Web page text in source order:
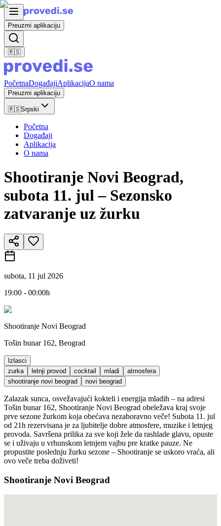
Preuzmi aplikaciju
🇷🇸
PočetnaDogađajiAplikacijaO nama
Preuzmi aplikaciju
🇷🇸Srpski
Početna
Događaji
Aplikacija
O nama
Shootiranje Novi Beograd,
subota 11. jul – Sezonsko
zatvaranje uz žurku
subota, 11 jul 2026
19:00 - 00:00h
Shootiranje Novi Beograd
Tošin bunar 162, Beograd
Izlasci
zurka
letnji provod cocktail mladi
atmosfera
shootiranje novi beograd
novi beograd
Zalazak sunca, osvežavajući kokteli i energija mladih – na adresi
Tošin bunar 162, Shootiranje Novi Beograd obeležava kraj svoje
prve sezone žurkom koja obećava nezaboravno veče! Subota 11. jul
od 21h rezervisana je za ljubitelje dobre atmosfere, muzike i letnjeg
provoda. Savršena prilika za sve koji žele da rashlade glavu, opuste
se i uživaju u vrhunskom letnjem vajbu pre kratke pauze. Ne
propustite poslednju žurku sezone – Shootiranje se uskoro vraća, ali
ovo veče treba doživeti!
Shootiranje Novi Beograd